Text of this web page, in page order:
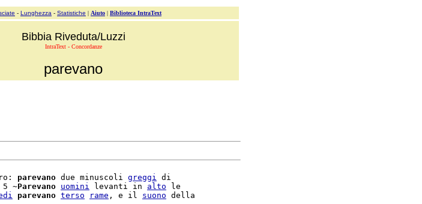
- Lunghezza - Statistiche | Aiuto | Biblioteca IntraText
Bibbia Riveduta/Luzzi
IntraText - Concordanze
parevano
parevano due minuscoli greggi di
~Parevano uomini levanti in alto le
parevano terso rame , e il suono